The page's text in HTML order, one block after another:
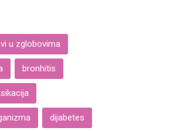
u zglobovima
bronhitis
dijabetes